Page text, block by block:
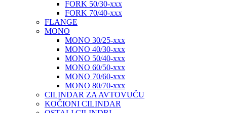
FORK 50/30-xxx
FORK 70/40-xxx
FLANGE
MONO
MONO 30/25-xxx
MONO 40/30-xxx
MONO 50/40-xxx
MONO 60/50-xxx
MONO 70/60-xxx
MONO 80/70-xxx
CILINDAR ZA AVTOVUČU
KOČIONI CILINDAR